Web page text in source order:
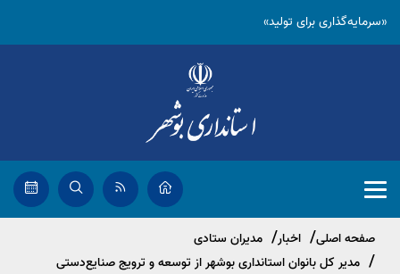
«سرمایه‌گذاری برای تولید»
صفحه اصلی اخبار
مدیران ستادی
مدیر کل بانوان استانداری بوشهر از توسعه و ترویج صنایع‌دستی